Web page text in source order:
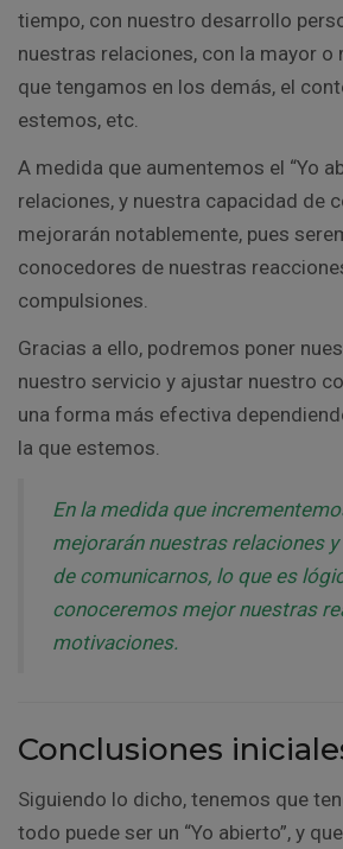
tiempo, con nuestro desarrollo
nuestras relaciones, con la mayor o
que tengamos en los demás, el
estemos, etc.
A medida que aumentemos el “Yo
relaciones, y nuestra capacidad de
mejorarán notablemente, pues
conocedores de nuestras
compulsiones.
Gracias a ello, podremos poner
nuestro servicio y ajustar nuestro
una forma más efectiva
la que estemos.
En la medida que
mejorarán nuestras relaciones
de comunicarnos, lo que es
conoceremos mejor nuestras
motivaciones.
Conclusiones
Siguiendo lo dicho, tenemos que
todo puede ser un “Yo abierto”, y que